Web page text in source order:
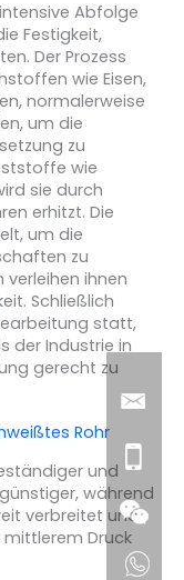
Abfolge
Festigkeit,
Der Prozess
wie Eisen,
normalerweise
um die
zu
wie
sie durch
erhitzt. Die
um die
zu
ihnen
Schließlich
statt,
der Industrie in
gerecht zu
Rohr
und
während
verbreitet und
Druck